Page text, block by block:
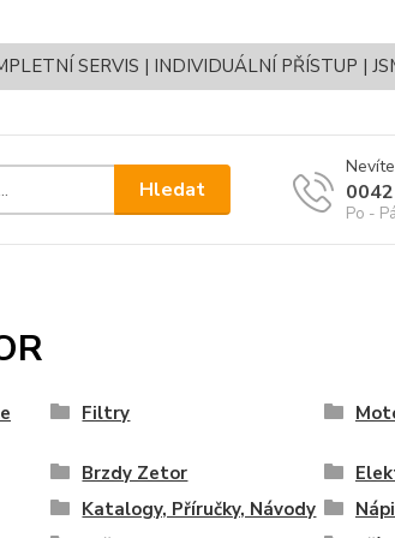
SERVIS | INDIVIDUÁLNÍ PŘÍSTUP |
Hledat
Po -
Filtry
Brzdy Zetor
Katalogy, Příručky, Návody